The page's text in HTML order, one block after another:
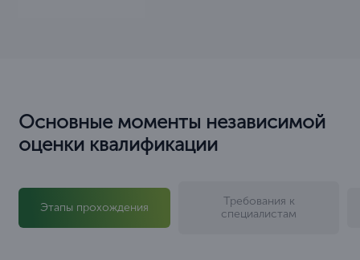
Основные моменты независимой
оценки квалификации
Этапы прохождения
Требования к
специалистам